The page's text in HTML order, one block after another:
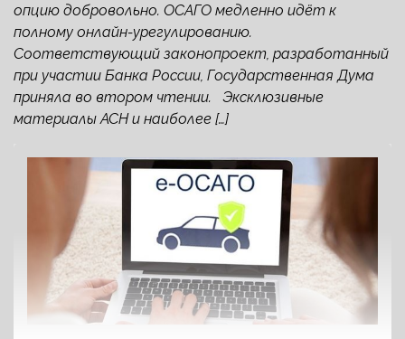
опцию добровольно. ОСАГО медленно идёт к
полному онлайн-урегулированию.
Соответствующий законопроект, разработанный
при участии Банка России, Государственная Дума
приняла во втором чтении. Эксклюзивные
материалы АСН и наиболее […]